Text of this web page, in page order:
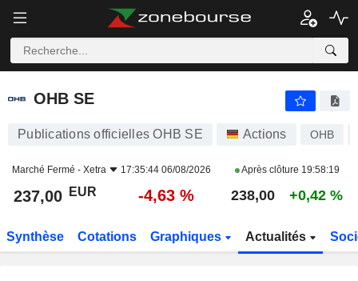
OHB SE
OHB SE
Publications officielles OHB SE Actions OHB
Marché Fermé - Xetra 17:35:44 06/08/2026 Après clôture 19:58:19
237,00 EUR -4,63 % 238,00 +0,42 %
Synthèse Cotations Graphiques Actualités